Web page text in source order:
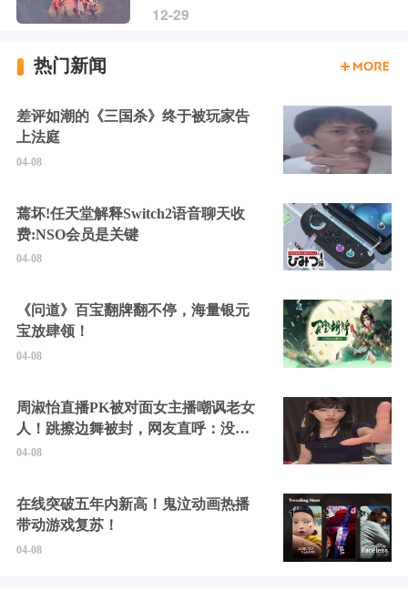
12-29
热门新闻
差评如潮的《三国杀》终于被玩家告
上法庭
04-08
蔫坏!任天堂解释Switch2语音聊天收
费:NSO会员是关键
04-08
《问道》百宝翻牌翻不停，海量银元
宝放肆领！
04-08
周淑怡直播PK被对面女主播嘲讽老女
人！跳擦边舞被封，网友直呼：没边
硬擦封的好！
04-08
在线突破五年内新高！鬼泣动画热播
带动游戏复苏！
04-08